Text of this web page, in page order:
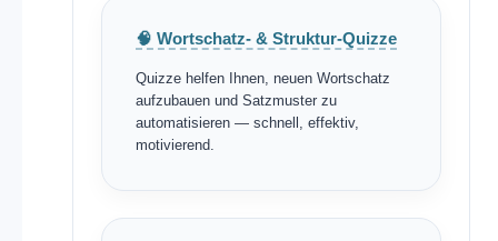
🧠 Wortschatz- & Struktur-Quizze
Quizze helfen Ihnen, neuen Wortschatz
aufzubauen und Satzmuster zu
automatisieren — schnell, effektiv,
motivierend.